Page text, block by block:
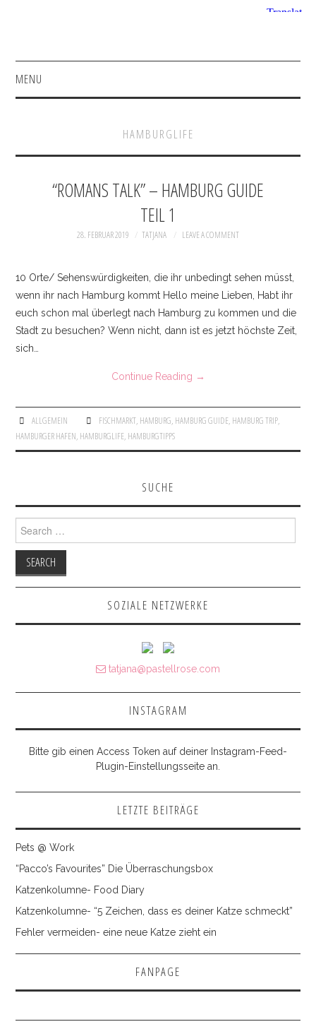
MENU
BEAUTY
BAGS
BEAUTY
INTERIOR
KNITWEAR
PANTS & DENIM
SHOES
INSTAGRAM
FACEBOOK
KONTAKT
IMPRESSUM
HAMBURGLIFE
“ROMANS TALK” – HAMBURG GUIDE
TEIL 1
28. FEBRUAR 2019 TATJANA LEAVE A COMMENT
10 Orte/ Sehenswürdigkeiten, die ihr unbedingt sehen müsst,
wenn ihr nach Hamburg kommt Hello meine Lieben, Habt ihr
euch schon mal überlegt nach Hamburg zu kommen und die
Stadt zu besuchen? Wenn nicht, dann ist es jetzt höchste Zeit,
sich…
Continue Reading →
ALLGEMEIN FISCHMARKT, HAMBURG, HAMBURG GUIDE, HAMBURG TRIP,
HAMBURGER HAFEN, HAMBURGLIFE, HAMBURGTIPPS
SUCHE
Search for:
SOZIALE NETZWERKE
tatjana@pastellrose.com
INSTAGRAM
Bitte gib einen Access Token auf deiner Instagram-Feed-
Plugin-Einstellungsseite an.
LETZTE BEITRÄGE
Pets @ Work
“Pacco’s Favourites” Die Überraschungsbox
Katzenkolumne- Food Diary
Katzenkolumne- “5 Zeichen, dass es deiner Katze schmeckt”
Fehler vermeiden- eine neue Katze zieht ein
FANPAGE